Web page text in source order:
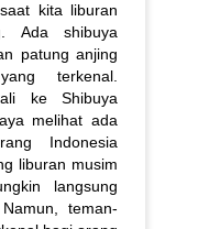
kita liburan
Ada shibuya
patung anjing
terkenal.
ke Shibuya
melihat ada
Indonesia
liburan musim
langsung
teman-